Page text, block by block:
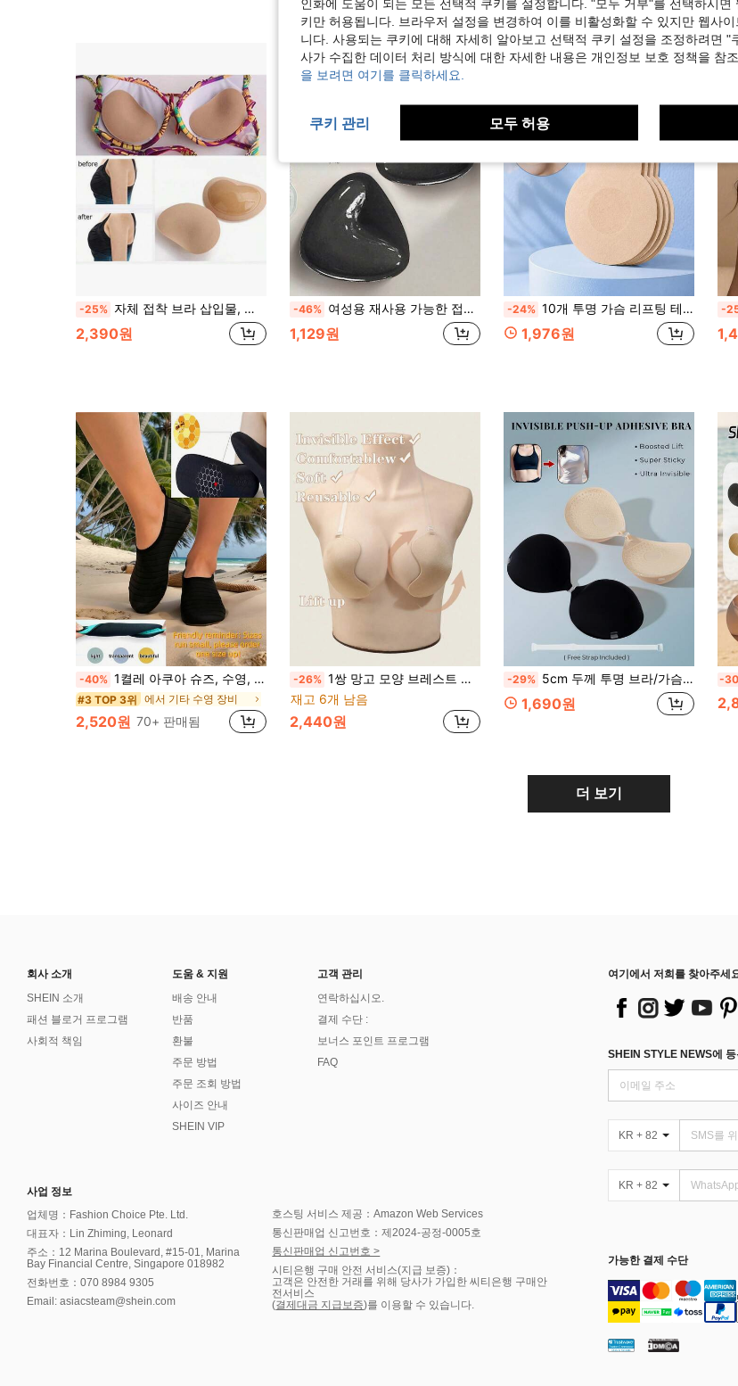
-25% 자체 접착 브라 삽입물, 수영복용 두꺼운 실리콘 패드, 스포츠 브라, 작은 가슴 확대, 하트 모양의 보이지 않는 니플 커버
2,390원
-46% 여성용 재사용 가능한 접착식 투명 브라 패드, 스트랩리스 브라, 비키니, 스포츠 브라에 적합, 가슴 모양 향상, 해변 필수품, 수영장 플로트
1,129원
-24% 10개 투명 가슴 리프팅 테이프 및 니플 커버, 일회용 부직포 리프팅 패드, 큰 가슴에 적합, 스트랩리스 백리스 브라의 대안
1,976원
-
-40% 1켤레 아쿠아 슈즈, 수영, 해변, 요가, 스포츠, 수영장, 캠핑용 빠른 건조 미끄럼 방지 맨발 양말, 남성, 여성, 청소년에게 적합 (사이즈가 작게 나오니 1-2 사이즈 크게 주문해주세요)
#3 TOP 3위 에서 기타 수영 장비
2,520원 70+ 판매됨
-26% 1쌍 망고 모양 브레스트 패스티, 통기성 푸쉬업 확대 투명 접착 브라, 웨딩 드레스 및 스트랩리스 의상용 중력 방지 노출 방지 누브라
재고 6개 남음
2,440원
-29% 5cm 두께 투명 브라/가슴 확대/푸시업, 작은 가슴 쉐이핑 스트랩리스 브라 클리비지 강화, 스트랩리스 드레스 이브닝 가운, 웨딩 드레스에 적합한 슈퍼 푸시업 브라
1,690원
-
더 보기
회사 소개
SHEIN 소개
패션 블로거 프로그램
사회적 책임
도움 & 지원
배송 안내
반품
환불
주문 방법
주문 조회 방법
사이즈 안내
SHEIN VIP
고객 관리
연락하십시오.
결제 수단 :
보너스 포인트 프로그램
FAQ
사업 정보
업체명：Fashion Choice Pte. Ltd.
대표자：Lin Zhiming, Leonard
주소：12 Marina Boulevard, #15-01, Marina
Bay Financial Centre, Singapore 018982
전화번호：070 8984 9305
Email: asiacsteam@shein.com
호스팅 서비스 제공：Amazon Web Services
통신판매업 신고번호：제2024-공정-0005호
통신판매업 신고번호 >
시티은행 구매 안전 서비스(지급 보증)：
고객은 안전한 거래를 위해 당사가 가입한 씨티은행 구매안
전서비스
(결제대금 지급보증)를 이용할 수 있습니다.
여기에서 저희를 찾아주세
SHEIN STYLE NEWS에
KR + 82
KR + 82
가능한 결제 수단
인화에 도움이 되는 모든 선택적 쿠키를 설정합니다. "모두 거부"를 선택하시면
키만 허용됩니다. 브라우저 설정을 변경하여 이를 비활성화할 수 있지만 웹사
니다. 사용되는 쿠키에 대해 자세히 알아보고 선택적 쿠키 설정을 조정하려면 "
사가 수집한 데이터 처리 방식에 대한 자세한 내용은 개인정보 보호 정책을 참조
을 보려면 여기를 클릭하세요.
쿠키 관리 모두 허용